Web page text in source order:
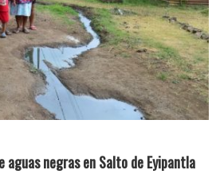
negras en Salto de Eyipantla